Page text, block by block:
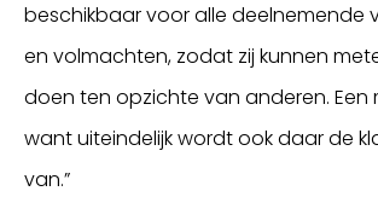
beschikbaar voor alle deelnemende
en volmachten, zodat zij kunnen
doen ten opzichte van anderen. Een
want uiteindelijk wordt ook daar de
van.”